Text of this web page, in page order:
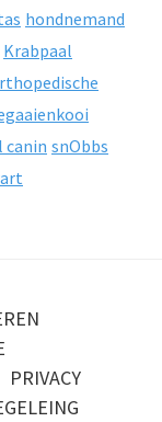
hondnemand
Krabpaal
canin snObbs
PRIVACY